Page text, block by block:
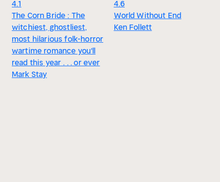
4.1
The Corn Bride : The
witchiest, ghostliest,
most hilarious folk-horror
wartime romance you'll
read this year . . . or ever
Mark Stay
4.6
World Without End
Ken Follett